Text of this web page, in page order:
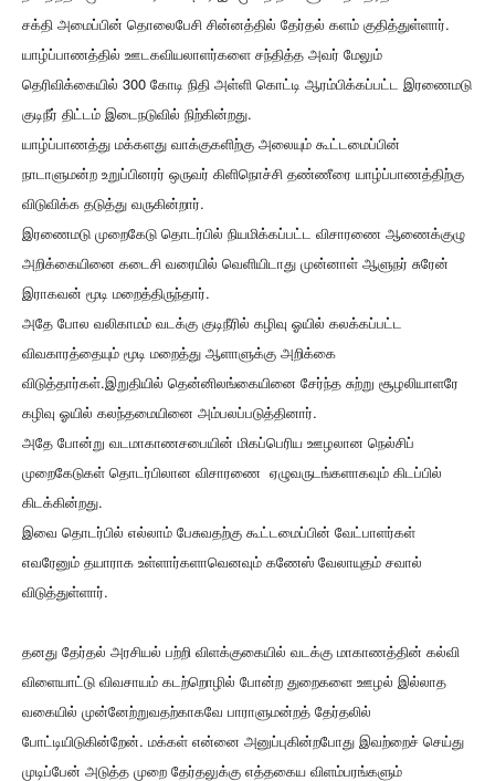
சக்தி அமைப்பின் தொலைபேசி சின்னத்தில் தேர்தல் களம் குதித்துள்ளார்.
யாழ்ப்பாணத்தில் ஊடகவியலாளர்களை சந்தித்த அவர் மேலும்
தெரிவிக்கையில் 300 கோடி நிதி அள்ளி கொட்டி ஆரம்பிக்கப்பட்ட இரணைமடு
குடிநீர் திட்டம் இடைநடுவில் நிற்கின்றது.
யாழ்ப்பாணத்து மக்களது வாக்குகளிற்கு அலையும் கூட்டமைப்பின்
நாடாளுமன்ற உறுப்பினரர் ஒருவர் கிளிநொச்சி தண்ணீரை யாழ்ப்பாணத்திற்கு
விடுவிக்க தடுத்து வருகின்றார்.
இரணைமடு முறைகேடு தொடர்பில் நியமிக்கப்பட்ட விசாரணை ஆணைக்குழு
அறிக்கையினை கடைசி வரையில் வெளியிடாது முன்னாள் ஆளுநர் சுரேன்
இராகவன் மூடி மறைத்திருந்தார்.
அதே போல வலிகாமம் வடக்கு குடிநீரில் கழிவு ஓயில் கலக்கப்பட்ட
விவகாரத்தையும் மூடி மறைத்து ஆளாளுக்கு அறிக்கை
விடுத்தார்கள்.இறுதியில் தென்னிலங்கையினை சேர்ந்த சுற்று சூழலியாளரே
கழிவு ஓயில் கலந்தமையினை அம்பலப்படுத்தினார்.
அதே போன்று வடமாகாணசபையின் மிகப்பெரிய ஊழலான நெல்சிப்
முறைகேடுகள் தொடர்பிலான விசாரணை ஏழுவருடங்களாகவும் கிடப்பில்
கிடக்கின்றது.
இவை தொடர்பில் எல்லாம் பேசுவதற்கு கூட்டமைப்பின் வேட்பாளர்கள்
எவரேனும் தயாராக உள்ளார்களாவெனவும் கணேஸ் வேலாயுதம் சவால்
விடுத்துள்ளார்.
தனது தேர்தல் அரசியல் பற்றி விளக்குகையில் வடக்கு மாகாணத்தின் கல்வி
விளையாட்டு விவசாயம் கடற்றொழில் போன்ற துறைகளை ஊழல் இல்லாத
வகையில் முன்னேற்றுவதற்காகவே பாராளுமன்றத் தேர்தலில்
போட்டியிடுகின்றேன். மக்கள் என்னை அனுப்புகின்றபோது இவற்றைச் செய்து
முடிப்பேன் அடுத்த முறை தேர்தலுக்கு எத்தகைய விளம்பரங்களும்